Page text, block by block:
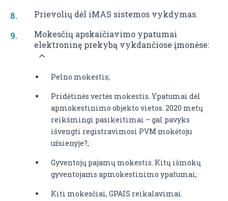
Prievolių dėl iMAS sistemos vykdymas.
Mokesčių apskaičiavimo ypatumai
elektroninę prekybą vykdančiose įmonėse:
Pelno mokestis;
Pridėtinės vertės mokestis. Ypatumai dėl
apmokestinimo objekto vietos. 2020 metų
reikšmingi pasikeitimai – gal pavyks
išvengti registravimosi PVM mokėtoju
užsienyje?;
Gyventojų pajamų mokestis. Kitų išmokų
gyventojams apmokestinimo ypatumai;
Kiti mokesčiai, GPAIS reikalavimai.